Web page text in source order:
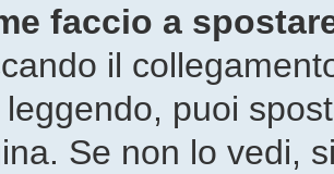
faccio a
il
leggendo, puoi
Se non lo vedi,